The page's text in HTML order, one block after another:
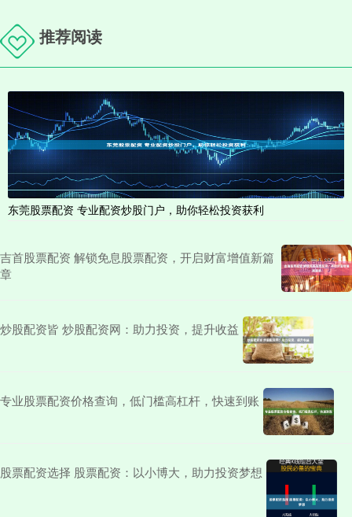
推荐阅读
东莞股票配资 专业配资炒股门户，助你轻松投资获利
吉首股票配资 解锁免息股票配资，开启财富增值新篇
章
炒股配资皆 炒股配资网：助力投资，提升收益
专业股票配资价格查询，低门槛高杠杆，快速到账
股票配资选择 股票配资：以小博大，助力投资梦想